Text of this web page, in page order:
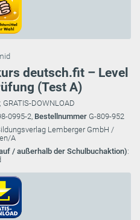
deutsch.fit – Level
(Test A)
GRATIS-DOWNLOAD
0995-2, Bestellnummer G-809-952
Lemberger GmbH /
A
/ außerhalb der Schulbuchaktion):